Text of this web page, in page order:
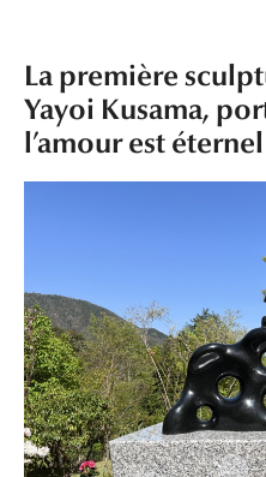
La première
Yayoi Kusama,
l’amour est éternel